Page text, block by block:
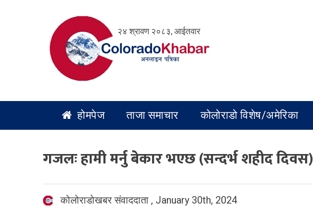
२४ श्रावण २०८३, आईतवार
होमपेज ताजा समाचार कोलोराडो विशेष/अमेरिका
गजलः हामी मर्नु बेकार भएछ (सन्दर्भ शहीद दिवस)
कोलोराडोखबर संवाददाता , January 30th, 2024